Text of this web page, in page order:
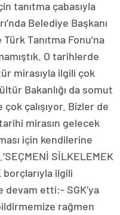
tanıtma çabasıyla
Belediye Başkanı
Tanıtma Fonu’na
O tarihlerde
mirasıyla ilgili çok
Bakanlığı da somut
çalışıyor. Bizler de
mirasın gelecek
için kendilerine
SİLKELEMEK
borçlarıyla ilgili
devam etti:- SGK’ya
rağmen